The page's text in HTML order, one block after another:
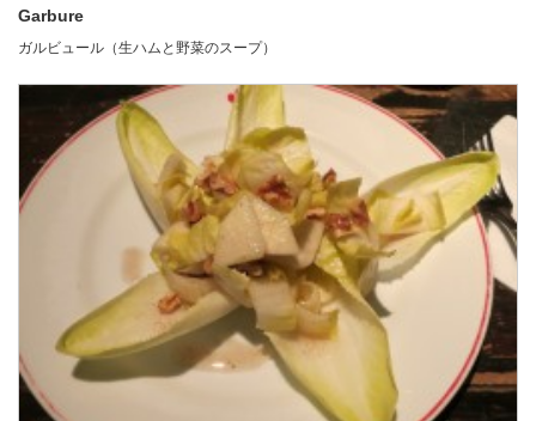
Garbure
ガルビュール（生ハムと野菜のスープ）